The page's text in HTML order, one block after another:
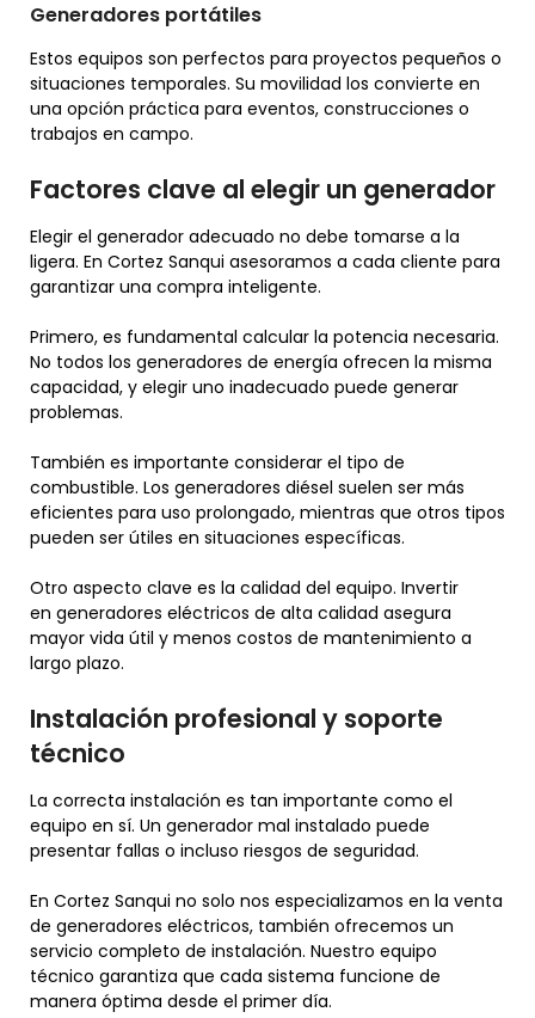
Generadores portátiles
Estos equipos son perfectos para proyectos pequeños o
situaciones temporales. Su movilidad los convierte en
una opción práctica para eventos, construcciones o
trabajos en campo.
Factores clave al elegir un generador
Elegir el generador adecuado no debe tomarse a la
ligera. En Cortez Sanqui asesoramos a cada cliente para
garantizar una compra inteligente.
Primero, es fundamental calcular la potencia necesaria.
No todos los generadores de energía ofrecen la misma
capacidad, y elegir uno inadecuado puede generar
problemas.
También es importante considerar el tipo de
combustible. Los generadores diésel suelen ser más
eficientes para uso prolongado, mientras que otros tipos
pueden ser útiles en situaciones específicas.
Otro aspecto clave es la calidad del equipo. Invertir
en generadores eléctricos de alta calidad asegura
mayor vida útil y menos costos de mantenimiento a
largo plazo.
Instalación profesional y soporte
técnico
La correcta instalación es tan importante como el
equipo en sí. Un generador mal instalado puede
presentar fallas o incluso riesgos de seguridad.
En Cortez Sanqui no solo nos especializamos en la venta
de generadores eléctricos, también ofrecemos un
servicio completo de instalación. Nuestro equipo
técnico garantiza que cada sistema funcione de
manera óptima desde el primer día.